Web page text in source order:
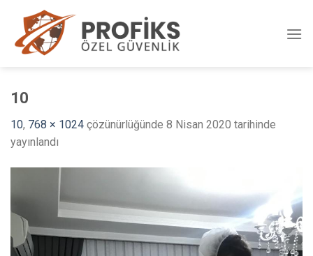
content
10
10, 768 × 1024 çözünürlüğünde 8 Nisan 2020 tarihinde
yayınlandı